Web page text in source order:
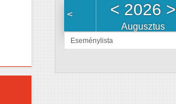
< < 2026 >
Augusztus
Eseménylista